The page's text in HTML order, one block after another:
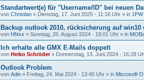
Standartwert(e) für "Username/ID" bei neuen
von Christian » Dienstag, 17. Juni 2025 - 11:16 Uhr » in
Backup outlook 2010, rücksicherung auf
von HNxx » Sonntag, 25. August 2024 - 19:01 Uhr » in
Ich erhalte alle GMX E-Mails doppelt
von Heiko Schröder» Donnerstag, 13. Juni 2024 - 16:28
Outlook Problem
von Adin » Freitag, 24. Mai 2024 - 13:40 Uhr » in Microsoft